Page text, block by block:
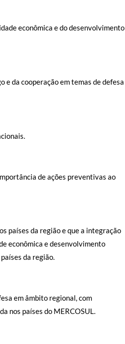
econômica e do desenvolvimento
e da cooperação em temas de defesa
de ações preventivas ao
países da região e que a integração
econômica e desenvolvimento
da região.
em âmbito regional, com
nos países do MERCOSUL.